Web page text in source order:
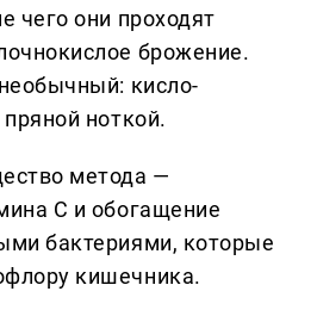
чего они проходят
брожение.
кисло-
ноткой.
метода —
С и обогащение
бактериями, которые
кишечника.